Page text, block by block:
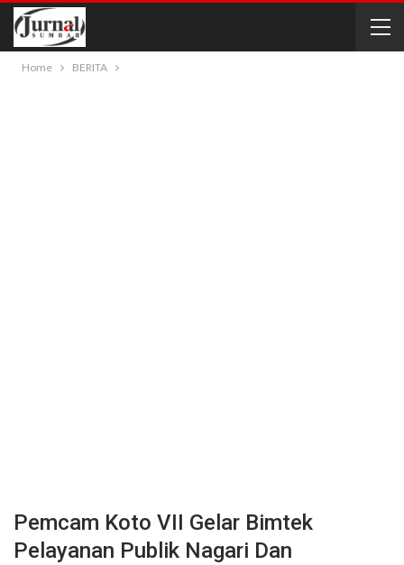
Home BERITA
Pemcam Koto VII Gelar Bimtek
Pelayanan Publik Nagari Dan